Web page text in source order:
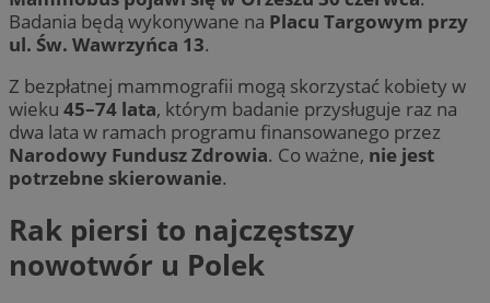
Badania będą wykonywane na Placu Targowym przy
ul. Św. Wawrzyńca 13.
Z bezpłatnej mammografii mogą skorzystać kobiety w
wieku 45–74 lata, którym badanie przysługuje raz na
dwa lata w ramach programu finansowanego przez
Narodowy Fundusz Zdrowia. Co ważne, nie jest
potrzebne skierowanie.
Rak piersi to najczęstszy
nowotwór u Polek